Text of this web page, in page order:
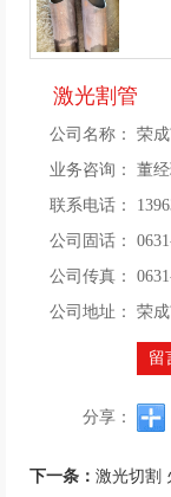
激光割管
公司名称：
荣
业务咨询：
董
联系电话：
公司固话：
公司传真：
公司地址：
荣
留
分享：
下一条： 激光切割